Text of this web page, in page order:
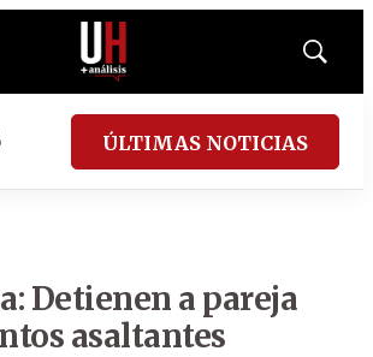
Mostrar
ÚLTIMAS NOTICIAS
Detienen a pareja
asaltantes